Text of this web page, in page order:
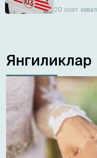
20 соат аввал
Янгиликлар